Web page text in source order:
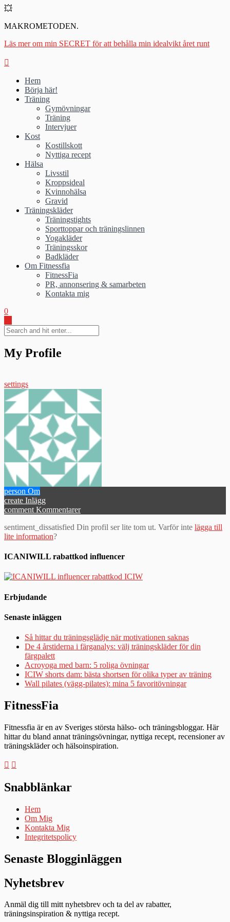
💥
MAKROMETODEN.
Läs mer om min SECRET för att behålla min idealvikt året runt
Hem
Börja här!
Träning
Gymövningar
Träning
Intervjuer
Kost
Kostillskott
Nyttiga recept
Hälsa
Livsstil
Kroppsideal
Kvinnohälsa
Gravid
Träningskläder
Träningstights
Sporttoppar och träningslinnen
Yogakläder
Träningsskor
Badkläder
Om Fitnessfia
FitnessFia
PR, annonsering & samarbeten
Kontakta mig
0
My Profile
settings
person Om
create Inlägg
comment Kommentarer
sentiment_dissatisfied Din profil ser lite tom ut. Varför inte lägga till
lite information?
ICANIWILL rabattkod influencer
Erbjudande
Senaste inläggen
Så hittar du träningsglädje när motivationen saknas
De 4 årstiderna i färganalys: välj träningskläder för din
färgpalett
Acroyoga med barn: 5 roliga övningar
ICIW shorts dam: bästa shortsen för olika typer av träning
Wall pilates (vägg-pilates): mina 5 favoritövningar
FitnessFia
Fitnessfia är en av Sveriges största hälso- och träningsbloggar. Här
hittar du bland annat träningsövningar, nyttiga recept, recensioner av
träningskläder och hälsoinspiration.
Snabblänkar
Hem
Om Mig
Kontakta Mig
Integritetspolicy
Senaste Blogginläggen
Nyhetsbrev
Anmäl dig till mitt nyhetsbrev och ta del av rabatter,
träningsinspiration & nyttiga recept.